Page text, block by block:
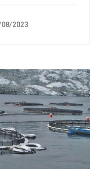
08/2023